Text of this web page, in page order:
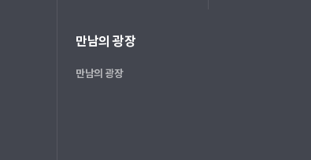
만남의 광장
만남의 광장